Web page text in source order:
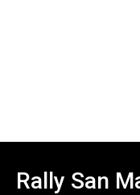
Rally San